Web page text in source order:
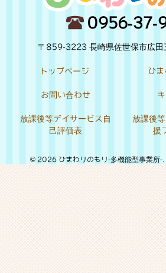
0956-37-
〒859-3223 長崎県佐世保市広
トップページ ひ
お問い合わせ
放課後等デイサービス自
己評価表
放課後
援
© 2026 ひまわりのもり-多機能型事業所-